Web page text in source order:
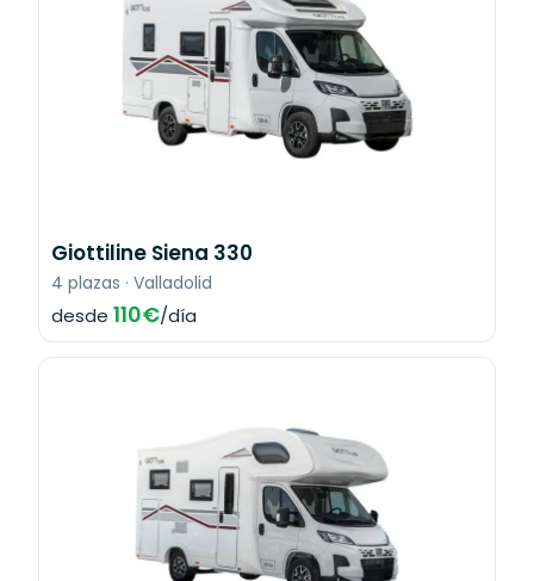
Giottiline Siena 330
4 plazas · Valladolid
desde110€/día